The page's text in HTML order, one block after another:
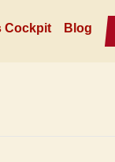
Cockpit Blog